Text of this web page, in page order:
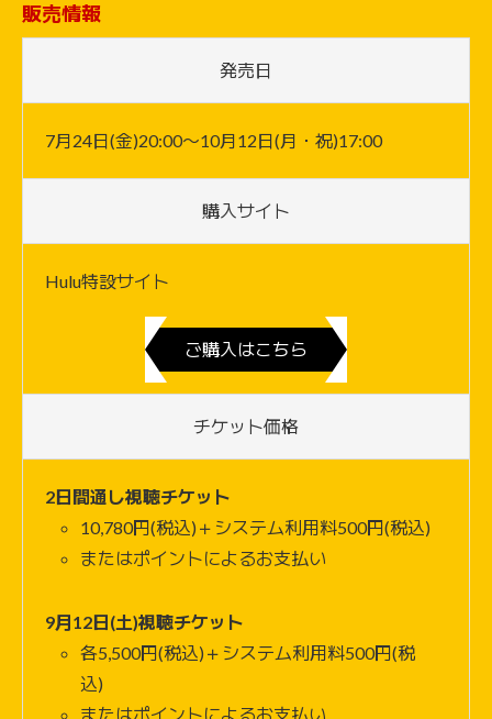
販売情報
発売日
7月24日(金)20:00〜10月12日(月・祝)17:00
購入サイト
Hulu特設サイト
ご購入はこちら
チケット価格
2日間通し視聴チケット
10,780円(税込)＋システム利用料500円(税込)
またはポイントによるお支払い
9月12日(土)視聴チケット
各5,500円(税込)＋システム利用料500円(税
込)
またはポイントによるお支払い